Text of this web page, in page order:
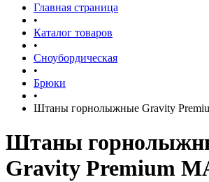
Главная страница
•
Каталог товаров
•
Сноубордическая
•
Брюки
•
Штаны горнолыжные Gravity
Штаны
Gravity Premium